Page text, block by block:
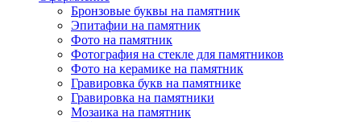
Бронзовые буквы на памятник
Эпитафии на памятник
Фото на памятник
Фотография на стекле для памятников
Фото на керамике на памятник
Гравировка букв на памятнике
Гравировка на памятники
Мозаика на памятник